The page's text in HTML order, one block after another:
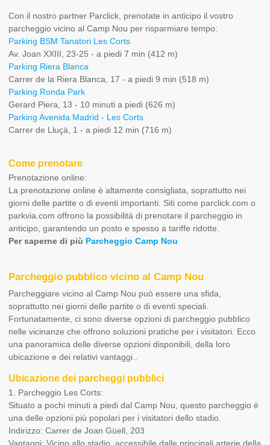
Con il nostro partner Parclick, prenotate in anticipo il vostro
parcheggio vicino al Camp Nou per risparmiare tempo:
Parking BSM Tanatori Les Corts
Av. Joan XXIII, 23-25 - a piedi 7 min (412 m)
Parking Riera Blanca
Carrer de la Riera Blanca, 17 - a piedi 9 min (518 m)
Parking Ronda Park
Gerard Piera, 13 - 10 minuti a piedi (626 m)
Parking Avenida Madrid - Les Corts
Carrer de Lluçà, 1 - a piedi 12 min (716 m)
Come prenotare
Prenotazione online:
La prenotazione online è altamente consigliata, soprattutto nei
giorni delle partite o di eventi importanti. Siti come parclick.com o
parkvia.com offrono la possibilità di prenotare il parcheggio in
anticipo, garantendo un posto e spesso a tariffe ridotte.
Per saperne di più Parcheggio Camp Nou
Parcheggio pubblico vicino al Camp Nou
Parcheggiare vicino al Camp Nou può essere una sfida,
soprattutto nei giorni delle partite o di eventi speciali.
Fortunatamente, ci sono diverse opzioni di parcheggio pubblico
nelle vicinanze che offrono soluzioni pratiche per i visitatori. Ecco
una panoramica delle diverse opzioni disponibili, della loro
ubicazione e dei relativi vantaggi..
Ubicazione dei parcheggi pubblici
1. Parcheggio Les Corts:
Situato a pochi minuti a piedi dal Camp Nou, questo parcheggio è
una delle opzioni più popolari per i visitatori dello stadio.
Indirizzo: Carrer de Joan Güell, 203